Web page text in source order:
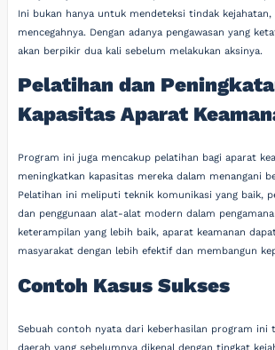
Ini bukan hanya untuk mendeteksi tindak
mencegahnya. Dengan adanya pengawasan yang
akan berpikir dua kali sebelum melakukan aksinya.
Pelatihan dan
Kapasitas Aparat
Program ini juga mencakup pelatihan bagi aparat
meningkatkan kapasitas mereka dalam menangani
Pelatihan ini meliputi teknik komunikasi yang baik,
dan penggunaan alat-alat modern dalam
keterampilan yang lebih baik, aparat keamanan
masyarakat dengan lebih efektif dan membangun
Contoh Kasus Sukses
Sebuah contoh nyata dari keberhasilan program ini